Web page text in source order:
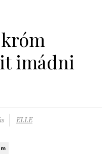
imádni
ELLE